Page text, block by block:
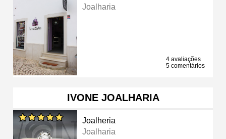
Joalharia
4 avaliações
5 comentários
IVONE JOALHARIA
Joalheria
Joalharia